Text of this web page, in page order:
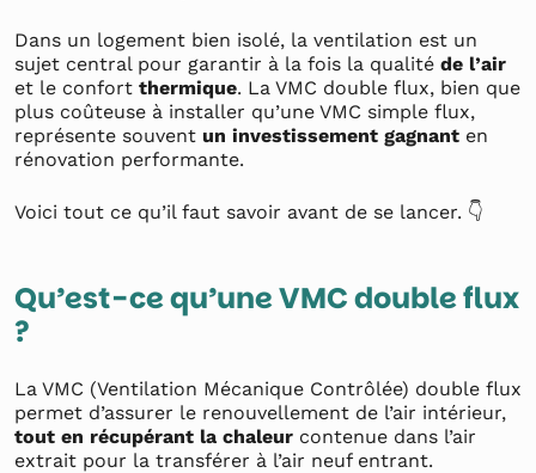
Dans un logement bien isolé, la ventilation est un
sujet central pour garantir à la fois la qualité de l’air
et le confort thermique. La VMC double flux, bien que
plus coûteuse à installer qu’une VMC simple flux,
représente souvent un investissement gagnant en
rénovation performante.
Voici tout ce qu’il faut savoir avant de se lancer. 👇
Qu’est-ce qu’une VMC double flux
?
La VMC (Ventilation Mécanique Contrôlée) double flux
permet d’assurer le renouvellement de l’air intérieur,
tout en récupérant la chaleur contenue dans l’air
extrait pour la transférer à l’air neuf entrant.